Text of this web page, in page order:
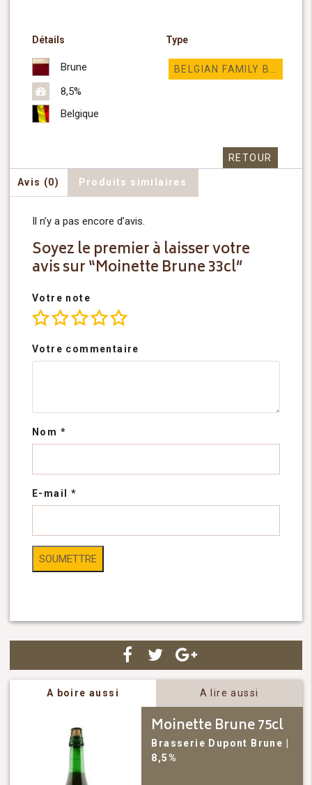
Détails
Brune
8,5%
Belgique
Type
BELGIAN FAMILY BREWERS
RETOUR
Avis (0) Produits similaires
Il n’y a pas encore d’avis.
Soyez le premier à laisser votre
avis sur “Moinette Brune 33cl”
Votre note
Votre commentaire
Nom *
E-mail *
A boire aussi A lire aussi
Moinette Brune 75cl
Brasserie Dupont Brune
8,5%